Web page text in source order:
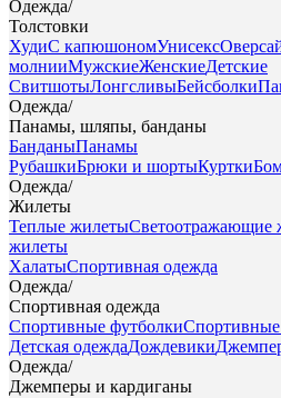
Одежда/
Толстовки
ХудиС капюшономУнисекс
молнииМужскиеЖенскиеДетские
СвитшотыЛонгсливыБейсболки
Одежда/
Панамы, шляпы, банданы
БанданыПанамы
РубашкиБрюки и шортыКуртки
Одежда/
Жилеты
Теплые жилетыСветоотражающие
жилеты
ХалатыСпортивная одежда
Одежда/
Спортивная одежда
Спортивные футболки
Детская одеждаДождевики
Одежда/
Джемперы и кардиганы